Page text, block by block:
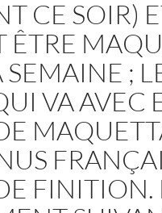
CE SOIR)
ÊTRE
SEMAINE ;
VA AVEC
FINITION.